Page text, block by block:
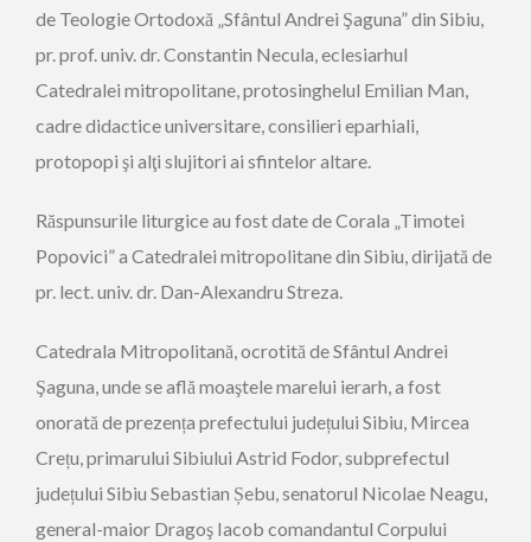
de Teologie Ortodoxă „Sfântul Andrei Şaguna” din Sibiu,
pr. prof. univ. dr. Constantin Necula, eclesiarhul
Catedralei mitropolitane, protosinghelul Emilian Man,
cadre didactice universitare, consilieri eparhiali,
protopopi şi alţi slujitori ai sfintelor altare.
Răspunsurile liturgice au fost date de Corala „Timotei
Popovici” a Catedralei mitropolitane din Sibiu, dirijată de
pr. lect. univ. dr. Dan-Alexandru Streza.
Catedrala Mitropolitană, ocrotită de Sfântul Andrei
Şaguna, unde se află moaştele marelui ierarh, a fost
onorată de prezența prefectului județului Sibiu, Mircea
Crețu, primarului Sibiului Astrid Fodor, subprefectul
județului Sibiu Sebastian Șebu, senatorul Nicolae Neagu,
general-maior Dragoş Iacob comandantul Corpului